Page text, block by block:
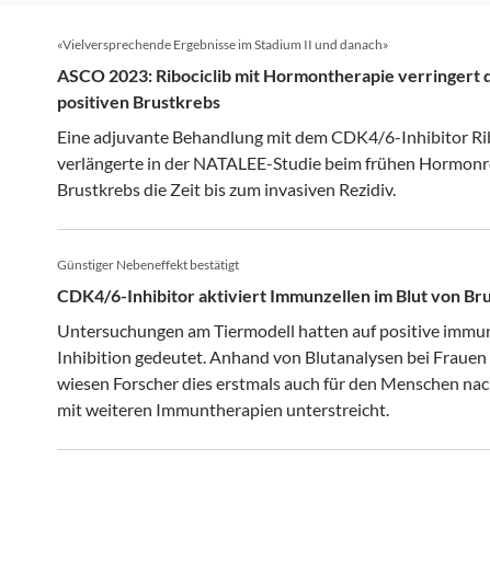
«Vielversprechende Ergebnisse im Stadium II und danach»
ASCO 2023: Ribociclib mit Hormontherapie verringert
positiven Brustkrebs
Eine adjuvante Behandlung mit dem CDK4/6-Inhibitor
verlängerte in der NATALEE-Studie beim frühen
Brustkrebs die Zeit bis zum invasiven Rezidiv.
Günstiger Nebeneffekt bestätigt
CDK4/6-Inhibitor aktiviert Immunzellen im Blut von
Untersuchungen am Tiermodell hatten auf positive
Inhibition gedeutet. Anhand von Blutanalysen bei
wiesen Forscher dies erstmals auch für den Menschen
mit weiteren Immuntherapien unterstreicht.